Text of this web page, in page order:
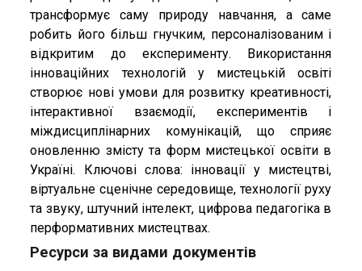
трансформує саму природу навчання, а саме
робить його більш гнучким, персоналізованим і
відкритим до експерименту. Використання
інноваційних технологій у мистецькій освіті
створює нові умови для розвитку креативності,
інтерактивної взаємодії, експериментів і
міждисциплінарних комунікацій, що сприяє
оновленню змісту та форм мистецької освіти в
Україні. Ключові слова: інновації у мистецтві,
віртуальне сценічне середовище, технології руху
та звуку, штучний інтелект, цифрова педагогіка в
перформативних мистецтвах.
Ресурси за видами документів